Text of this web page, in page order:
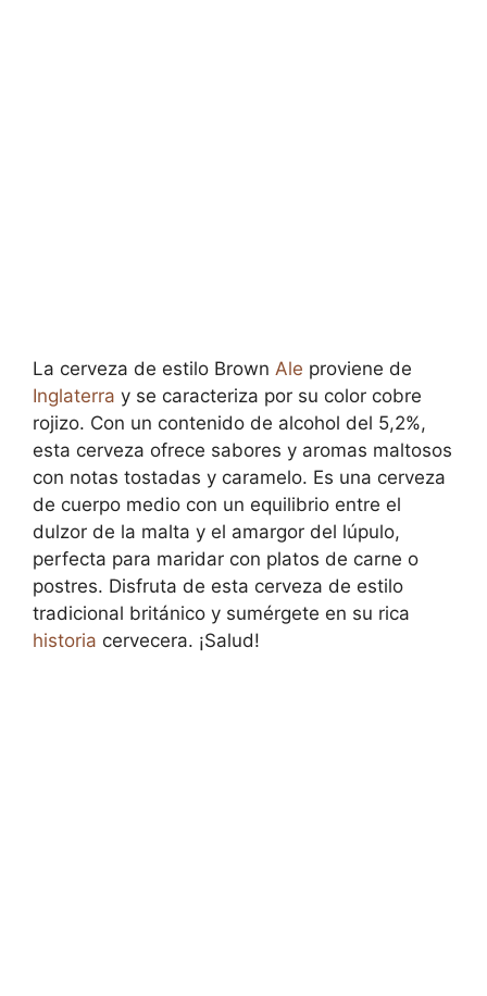
La cerveza de estilo Brown Ale proviene de
Inglaterra y se caracteriza por su color cobre
rojizo. Con un contenido de alcohol del 5,2%,
esta cerveza ofrece sabores y aromas maltosos
con notas tostadas y caramelo. Es una cerveza
de cuerpo medio con un equilibrio entre el
dulzor de la malta y el amargor del lúpulo,
perfecta para maridar con platos de carne o
postres. Disfruta de esta cerveza de estilo
tradicional británico y sumérgete en su rica
historia cervecera. ¡Salud!